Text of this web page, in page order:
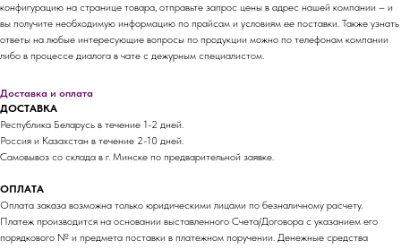
конфигурацию на странице товара, отправьте запрос цены в адрес нашей компании – и
вы получите необходимую информацию по прайсам и условиям ее поставки. Также узнать
ответы на любые интересующие вопросы по продукции можно по телефонам компании
либо в процессе диалога в чате с дежурным специалистом.
Доставка и оплата
ДОСТАВКА
Республика Беларусь в течение 1-2 дней.
Россия и Казахстан в течение 2-10 дней.
Самовывоз со склада в г. Минске по предварительной заявке.
ОПЛАТА
Оплата заказа возможна только юридическими лицами по безналичному расчету.
Платеж производится на основании выставленного Счета/Договора с указанием его
порядкового № и предмета поставки в платежном поручении. Денежные средства